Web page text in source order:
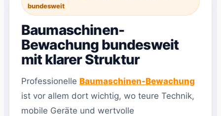
bundesweit
Baumaschinen-
Bewachung bundesweit
mit klarer Struktur
Professionelle Baumaschinen-Bewachung
ist vor allem dort wichtig, wo teure Technik,
mobile Geräte und wertvolle